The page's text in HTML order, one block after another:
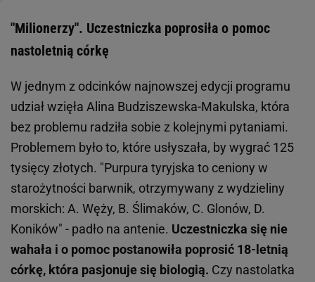
"Milionerzy". Uczestniczka poprosiła o pomoc
nastoletnią córkę
W jednym z odcinków najnowszej edycji programu
udział wzięła Alina Budziszewska-Makulska, która
bez problemu radziła sobie z kolejnymi pytaniami.
Problemem było to, które usłyszała, by wygrać 125
tysięcy złotych. "Purpura tyryjska to ceniony w
starożytności barwnik, otrzymywany z wydzieliny
morskich: A. Węży, B. Ślimaków, C. Glonów, D.
Koników" - padło na antenie. Uczestniczka się nie
wahała i o pomoc postanowiła poprosić 18-letnią
córkę, która pasjonuje się biologią. Czy nastolatka